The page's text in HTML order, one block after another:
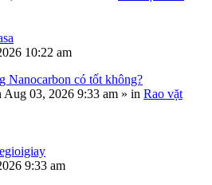
10:22 am
Nanocarbon có tốt không?
Aug 03, 2026 9:33 am » in Rao vặt
9:33 am